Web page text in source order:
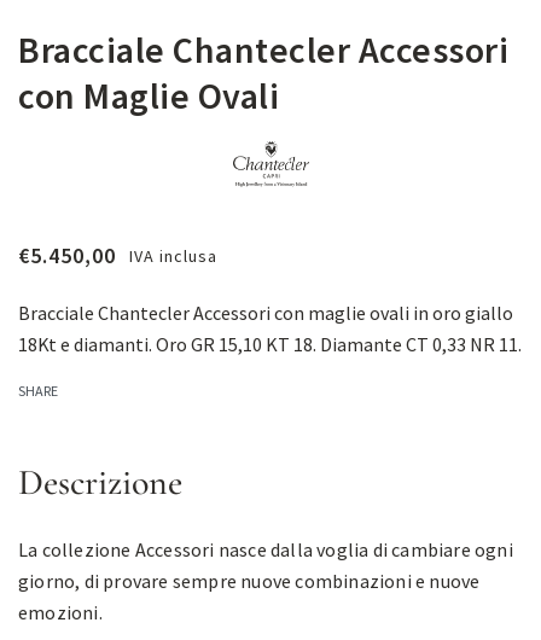
Bracciale Chantecler Accessori
con Maglie Ovali
€5.450,00 IVA inclusa
Bracciale Chantecler Accessori con maglie ovali in oro giallo
18Kt e diamanti. Oro GR 15,10 KT 18. Diamante CT 0,33 NR 11.
SHARE
Descrizione
La collezione Accessori nasce dalla voglia di cambiare ogni
giorno, di provare sempre nuove combinazioni e nuove
emozioni.